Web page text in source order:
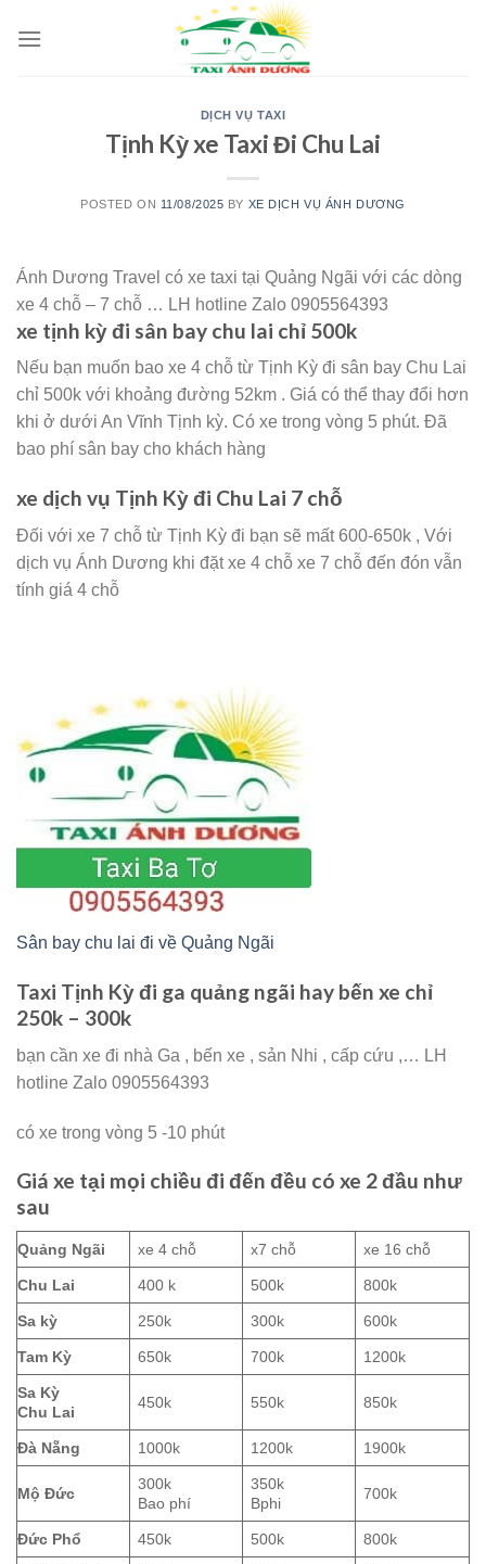
DỊCH VỤ TAXI
Tịnh Kỳ xe Taxi Đi Chu Lai
POSTED ON 11/08/2025 BY XE DỊCH VỤ ÁNH DƯƠNG
Ánh Dương Travel có xe taxi tại Quảng Ngãi với các dòng
xe 4 chỗ – 7 chỗ … LH hotline Zalo 0905564393
xe tịnh kỳ đi sân bay chu lai chỉ 500k
Nếu bạn muốn bao xe 4 chỗ từ Tịnh Kỳ đi sân bay Chu Lai
chỉ 500k với khoảng đường 52km . Giá có thể thay đổi hơn
khi ở dưới An Vĩnh Tịnh kỳ. Có xe trong vòng 5 phút. Đã
bao phí sân bay cho khách hàng
xe dịch vụ Tịnh Kỳ đi Chu Lai 7 chỗ
Đối với xe 7 chỗ từ Tịnh Kỳ đi bạn sẽ mất 600-650k , Với
dịch vụ Ánh Dương khi đặt xe 4 chỗ xe 7 chỗ đến đón vẫn
tính giá 4 chỗ
Sân bay chu lai đi về Quảng Ngãi
Taxi Tịnh Kỳ đi ga quảng ngãi hay bến xe chỉ
250k – 300k
bạn cần xe đi nhà Ga , bến xe , sản Nhi , cấp cứu ,… LH
hotline Zalo 0905564393
có xe trong vòng 5 -10 phút
Giá xe tại mọi chiều đi đến đều có xe 2 đầu như
sau
Quảng Ngãi xe 4 chỗ x7 chỗ xe 16 chỗ
Chu Lai 400 k 500k 800k
Sa kỳ 250k 300k 600k
Tam Kỳ 650k 700k 1200k
Sa Kỳ
Chu Lai
450k 550k 850k
Đà Nẵng 1000k 1200k 1900k
Mộ Đức
300k
Bao phí
350k
Bphi
700k
Đức Phổ 450k 500k 800k